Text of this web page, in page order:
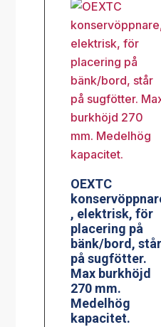
OEXTC
, elektrisk, för
placering på
bänk/bord, står
på sugfötter.
Max burkhöjd
270 mm.
Medelhög
kapacitet.